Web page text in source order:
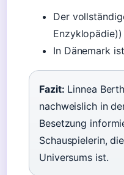
Der
Enzyklopädie))
In Dänemark
Fazit: Linnea
nachweislich in
Besetzung
Schauspielerin,
Universums ist.